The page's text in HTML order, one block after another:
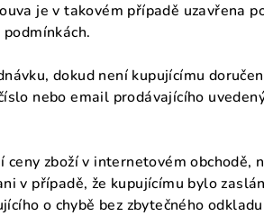
je v takovém případě uzavřena
dokud není kupujícímu
nebo email prodávajícího
zboží v internetovém obchodě,
v případě, že kupujícímu bylo
o chybě bez zbytečného